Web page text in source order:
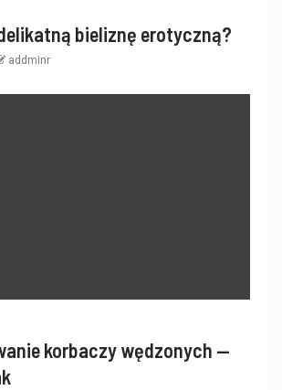
bieliznę erotyczną?
addminr
korbaczy wędzonych —